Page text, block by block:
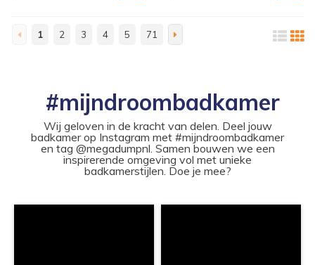
1 2 3 4 5 71
#mijndroombadkamer
Wij geloven in de kracht van delen. Deel jouw
badkamer op Instagram met #mijndroombadkamer
en tag @megadumpnl. Samen bouwen we een
inspirerende omgeving vol met unieke
badkamerstijlen. Doe je mee?